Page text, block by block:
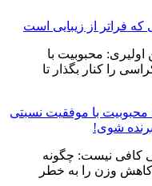
که فراتر از زیبایی است
محبوبیت با موفقیت نسبتی
برنده شوی!